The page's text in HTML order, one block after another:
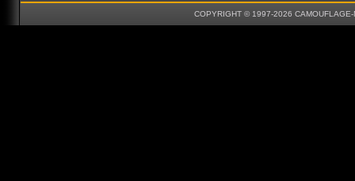
COPYRIGHT © 1997-2026 CAMOUFLAGE-